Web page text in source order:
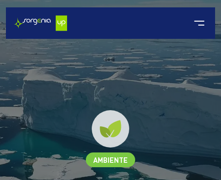
AMBIENTE